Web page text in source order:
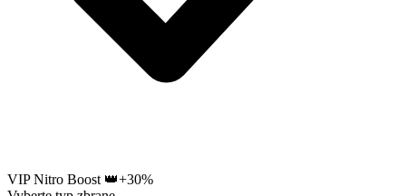
VIP Nitro Boost 👑+30%